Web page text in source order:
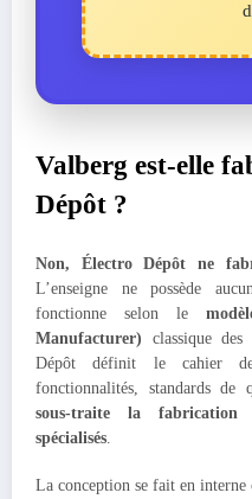
Valberg est-elle
Dépôt ?
Non, Électro Dépôt ne
L’enseigne ne possède
fonctionne selon le
Manufacturer) classique
Dépôt définit le cahier
fonctionnalités, standards de
sous-traite la fabrication
spécialisés
La conception se fait en